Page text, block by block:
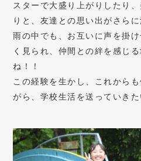
スターで大盛り上がりしたり
りと、友達との思い出がさら
雨の中でも、お互いに声を掛
く見られ、仲間との絆を感じ
ね！！
この経験を生かし、これから
がら、学校生活を送っていきた